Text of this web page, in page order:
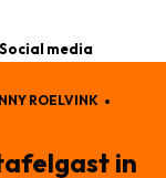
Social media
ROELVINK
in